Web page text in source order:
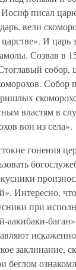
писал
вели
И царь
Созвав в
собор,
Собор
властям в
вон из села».
гонения
Интересно,
при
аакибаки-
заклинание,
беглом